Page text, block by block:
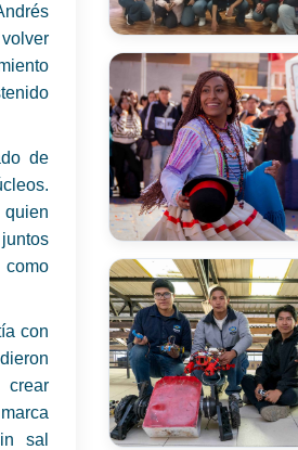
de
quien
como
con
sal